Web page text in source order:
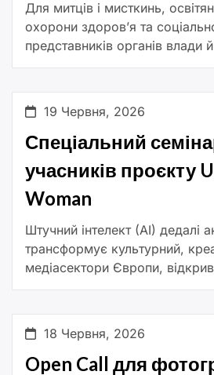
Для митців і мисткинь,
охорони здоров’я та
представників органів влади
організацій. З 27 по 30
19 Червня, 2026
Спеціальний
учасників проєкту
Woman
Штучний інтелект (AI) дедалі
трансформує культурний,
медіасектори Європи,
можливості для творчості,
аудиторією. У межах цього
Європейського […]
18 Червня, 2026
Open Call для